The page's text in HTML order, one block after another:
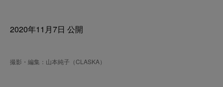
2020年11月7日 公開
撮影・編集：山本純子（CLASKA）